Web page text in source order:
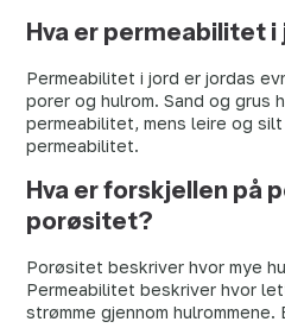
Hva er permeabilitet i
Permeabilitet i jord er jordas
porer og hulrom. Sand og grus
permeabilitet, mens leire og
permeabilitet.
Hva er forskjellen på
porøsitet?
Porøsitet beskriver hvor mye
Permeabilitet beskriver hvor
strømme gjennom